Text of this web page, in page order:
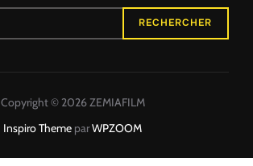
RECHERCHER
Copyright © 2026 ZEMIAFILM
Inspiro Theme parWPZOOM